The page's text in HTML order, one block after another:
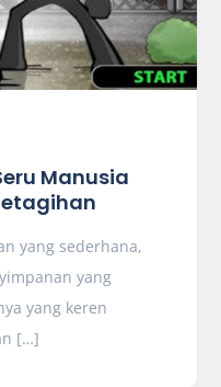
Manusia
yang sederhana,
yang
yang keren
[…]